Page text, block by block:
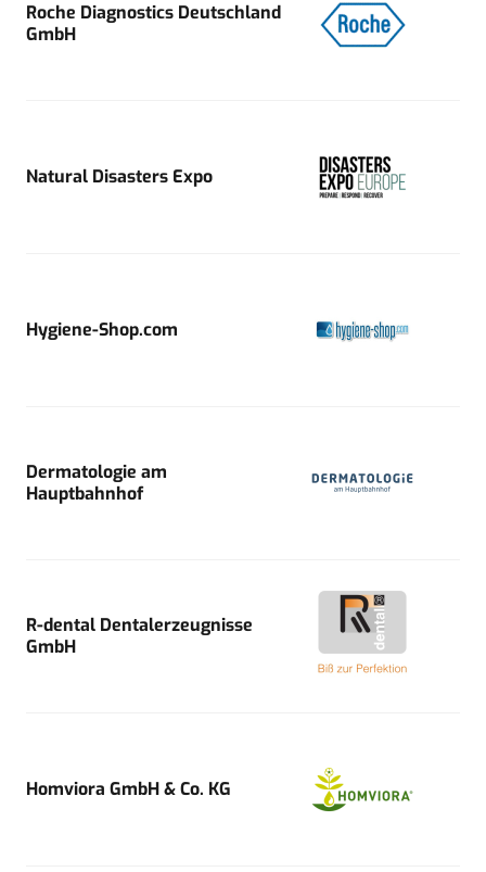
Roche Diagnostics Deutschland
GmbH
Natural Disasters Expo
Hygiene-Shop.com
Dermatologie am
Hauptbahnhof
R-dental Dentalerzeugnisse
GmbH
Homviora GmbH & Co. KG